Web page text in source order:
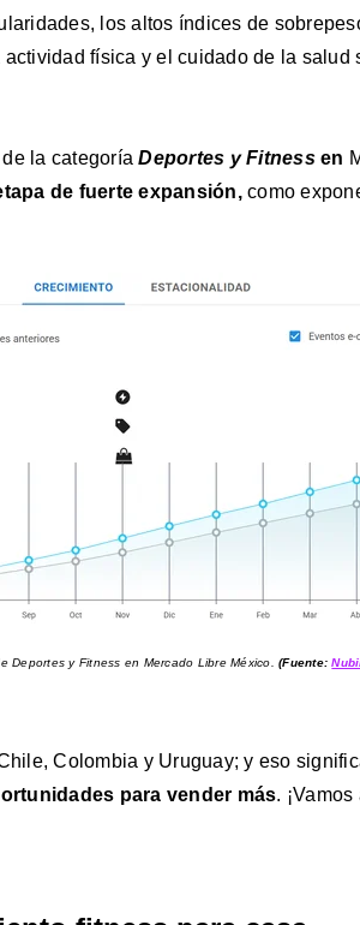
los altos índices de
física y el cuidado de la salud
la categoría Deportes y Fitnessen
de fuerte expansión,como
Deportes y Fitness en Mercado Libre México.(Fuente:
Colombia y Uruguay; y eso
para vender más.